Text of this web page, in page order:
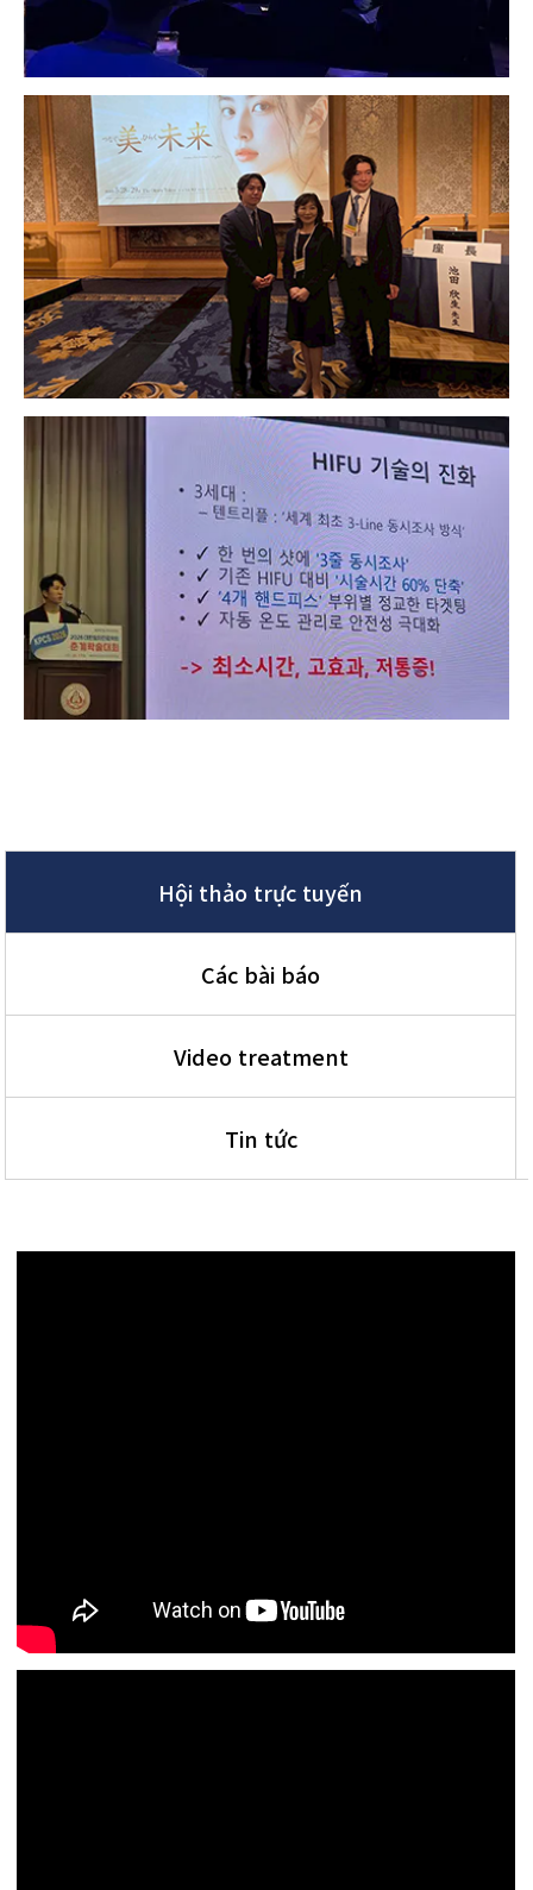
Hội thảo trực tuyến
Các bài báo
Video treatment
Tin tức